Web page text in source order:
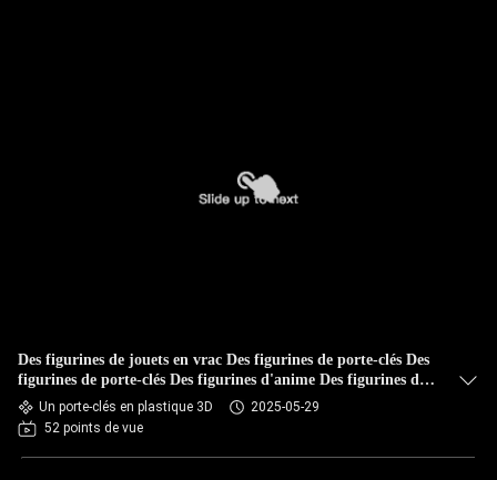
Des figurines de jouets en vrac Des figurines de porte-clés Des
figurines de porte-clés Des figurines d'anime Des figurines de
porte-clés personnalisées Des jouets
Un porte-clés en plastique 3D
2025-05-29
52 points de vue